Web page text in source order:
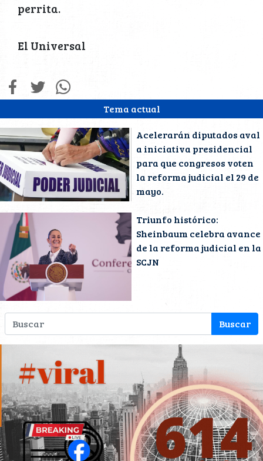
Tema actual
Acelerarán diputados aval
a iniciativa presidencial
para que congresos voten
la reforma judicial el 29 de
mayo.
Triunfo histórico:
Sheinbaum celebra avance
de la reforma judicial en la
SCJN
perrita.
El Universal